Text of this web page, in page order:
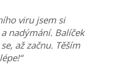
viru jsem si
nadýmání. Balíček
až začnu. Těším